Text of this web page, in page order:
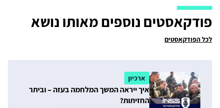
פודקאסטים נוספים מאותו נושא
לכל הפודקאסטים
ארכיון
איך ייראה המשך המלחמה בעזה – וביתר
החזיתות?